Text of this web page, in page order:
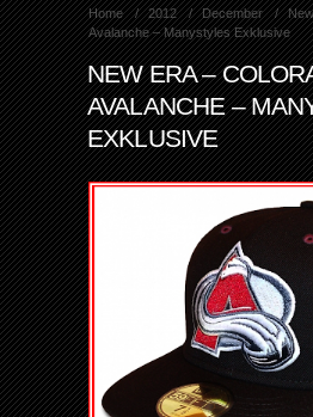
Home 2012 December
Avalanche – Manystyles Exklusive
NEW ERA –
AVALANCHE –
EXKLUSIVE